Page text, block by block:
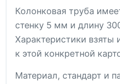
Колонковая труба
стенку 5 мм и длину
Характеристики взяты
к этой конкретной
Материал, стандарт и